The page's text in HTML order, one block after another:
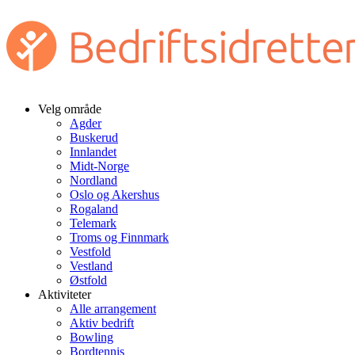
Velg område
Agder
Buskerud
Innlandet
Midt-Norge
Nordland
Oslo og Akershus
Rogaland
Telemark
Troms og Finnmark
Vestfold
Vestland
Østfold
Aktiviteter
Alle arrangement
Aktiv bedrift
Bowling
Bordtennis